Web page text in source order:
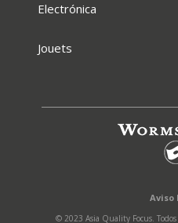
Electrónica
Jouets
Aviso
© 2023 Asia Quality Focus.